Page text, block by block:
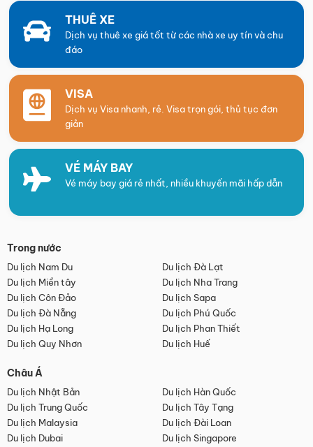
THUÊ XE
Dịch vụ thuê xe giá tốt từ các nhà xe uy tín và chu
đáo
VISA
Dịch vụ Visa nhanh, rẻ. Visa trọn gói, thủ tục đơn
giản
VÉ MÁY BAY
Vé máy bay giá rẻ nhất, nhiều khuyến mãi hấp dẫn
Trong nước
Du lịch Nam Du
Du lịch Đà Lạt
Du lịch Miền tây
Du lịch Nha Trang
Du lịch Côn Đảo
Du lịch Sapa
Du lịch Đà Nẵng
Du lịch Phú Quốc
Du lịch Hạ Long
Du lịch Phan Thiết
Du lịch Quy Nhơn
Du lịch Huế
Châu Á
Du lịch Nhật Bản
Du lịch Hàn Quốc
Du lịch Trung Quốc
Du lịch Tây Tạng
Du lịch Malaysia
Du lịch Đài Loan
Du lịch Dubai
Du lịch Singapore